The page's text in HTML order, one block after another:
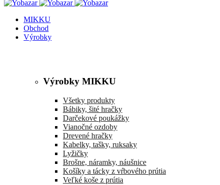
MIKKU
Obchod
Výrobky
Výrobky MIKKU
Všetky produkty
Bábiky, šité hračky
Darčekové poukážky
Vianočné ozdoby
Drevené hračky
Kabelky, tašky, ruksaky
Lyžičky
Brošne, náramky, náušnice
Košíky a tácky z vŕbového prútia
Veľké koše z prútia